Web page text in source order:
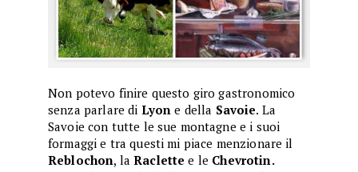
Non potevo finire questo giro gastronomico
senza parlare di Lyon e della Savoie. La
Savoie con tutte le sue montagne e i suoi
formaggi e tra questi mi piace menzionare il
Reblochon, laRaclette e le Chevrotin.